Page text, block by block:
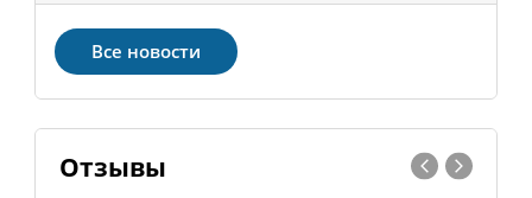
Все новости
Отзывы